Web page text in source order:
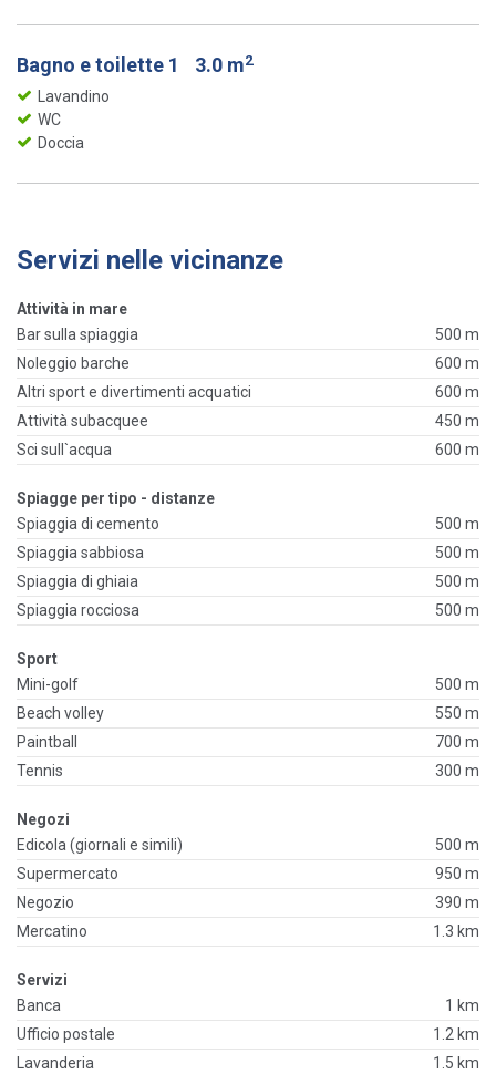
Bagno e toilette 1 3.0 m2
Lavandino
WC
Doccia
Servizi nelle vicinanze
Attività in mare
Bar sulla spiaggia
500 m
Noleggio barche
600 m
Altri sport e divertimenti acquatici
600 m
Attività subacquee
450 m
Sci sull`acqua
600 m
Spiagge per tipo - distanze
Spiaggia di cemento
500 m
Spiaggia sabbiosa
500 m
Spiaggia di ghiaia
500 m
Spiaggia rocciosa
500 m
Sport
Mini-golf
500 m
Beach volley
550 m
Paintball
700 m
Tennis
300 m
Negozi
Edicola (giornali e simili)
500 m
Supermercato
950 m
Negozio
390 m
Mercatino
1.3 km
Servizi
Banca
1 km
Ufficio postale
1.2 km
Lavanderia
1.5 km